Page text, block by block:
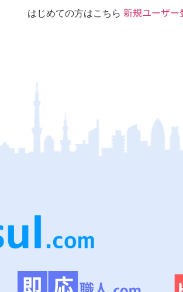
はじめての方はこちら 新規ユーザー